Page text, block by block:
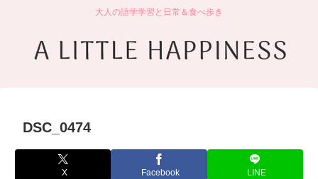
大人の語学学習と日常＆食べ歩き
DSC_0474
X Facebook LINE